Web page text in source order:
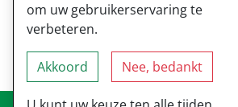
Oosteinde 219
7671 AX Vriezenveen
om uw gebruikerservaring te
verbeteren.
Akkoord Nee, bedankt